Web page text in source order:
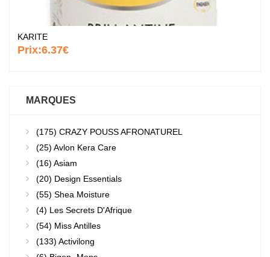
KARITE
Prix:6.37€
MARQUES
(175) CRAZY POUSS AFRONATUREL
(25) Avlon Kera Care
(16) Asiam
(20) Design Essentials
(55) Shea Moisture
(4) Les Secrets D'Afrique
(54) Miss Antilles
(133) Activilong